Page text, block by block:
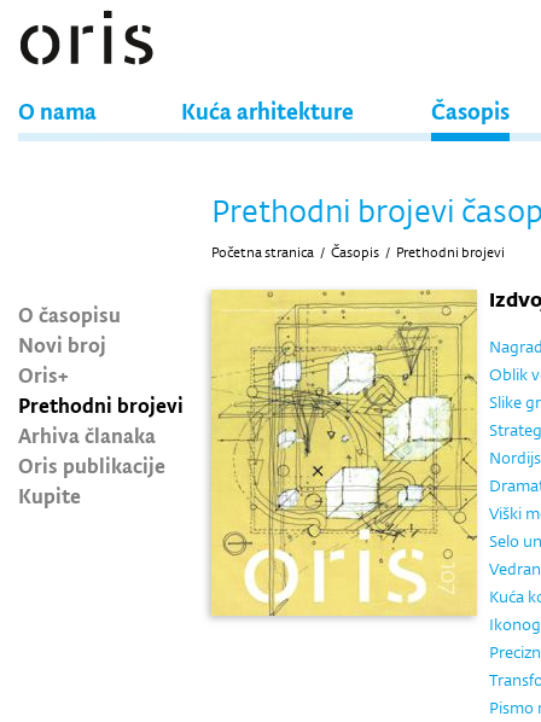
O nama Kuća arhitekture Časopis
O časopisu
Novi broj
Oris+
Prethodni brojevi
Arhiva članaka
Oris publikacije
Kupite
Prethodni brojevi
Početna stranica / Časopis / Prethodni brojevi
Oblik
Slike
Viški
Selo
Kuća
Pismo